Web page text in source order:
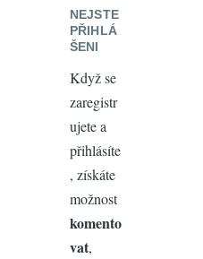
NEJSTE
PŘIHLÁ
ŠENI
Když se
zaregistr
ujete a
přihlásíte
, získáte
možnost
komento
vat,